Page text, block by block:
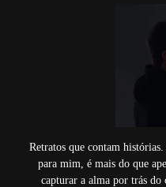
Retratos que contam
para mim, é mais do que
capturar a alma por trás do